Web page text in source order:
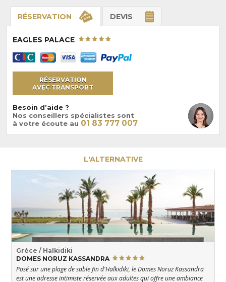
RÉSERVATION DEVIS
EAGLES PALACE
RÉSERVATION
AVEC TRANSPORT
Besoin d’aide ?
Nos conseillers spécialistes sont
à votre écoute au 01 83 777 007
L'ALTERNATIVE
Grèce / Halkidiki
DOMES NORUZ KASSANDRA
Posé sur une plage de sable fin d'Halkidiki, le Domes Noruz Kassandra
est une adresse intimiste réservée aux adultes qui offre une ambiance